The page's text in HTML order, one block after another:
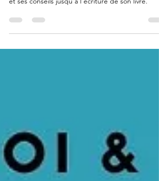
et ses conseils jusqu'à l'écriture de son livre.